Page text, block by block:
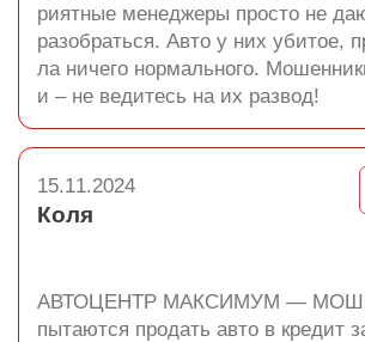
риятные менеджеры просто не
разобраться. Авто у них убитое,
ла ничего нормального.
и – не ведитесь на их развод!
15.11.2024
Коля
АВТОЦЕНТР МАКСИМУМ —
пытаются продать авто в кредит